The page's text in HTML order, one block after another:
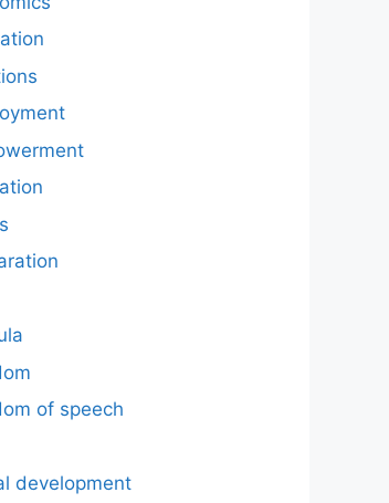
of speech
development